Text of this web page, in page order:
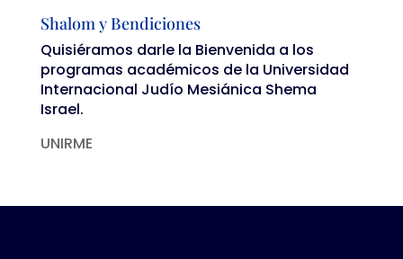
Shalom y Bendiciones
Quisiéramos darle la Bienvenida a los
programas académicos de la Universidad
Internacional Judío Mesiánica Shema
Israel.
UNIRME